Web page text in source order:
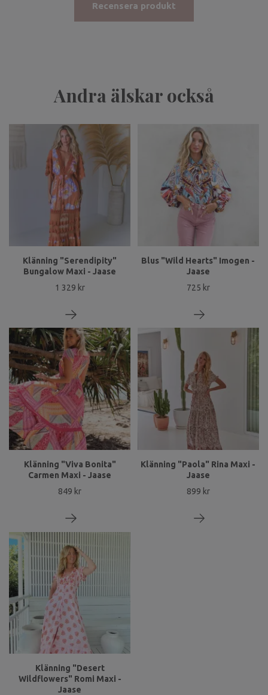
Recensera produkt
Andra älskar också
Klänning "Serendipity"
Bungalow Maxi - Jaase
1 329 kr
Blus "Wild Hearts" Imogen -
Jaase
725 kr
Klänning "Viva Bonita"
Carmen Maxi - Jaase
849 kr
Klänning "Paola" Rina Maxi -
Jaase
899 kr
Klänning "Desert
Wildflowers" Romi Maxi -
Jaase